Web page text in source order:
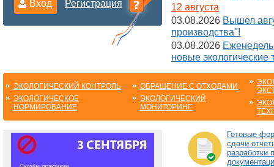
Вход Регистрация
12 августа
03.08.2026 Вышел
производства"!
03.08.2026
новые экологические
ЭКОЛОГИЧЕСКИЙ КОНТРОЛЬ
ЭКОЛОГИЧЕСКОЕ
НОРМИРОВАНИЕ
ОБРАЩЕНИЕ С ОТХОДАМИ
ЭКОЛОГИЧЕСКИЙ
МОНИТОРИНГ
Готовые
сдачи
разработки